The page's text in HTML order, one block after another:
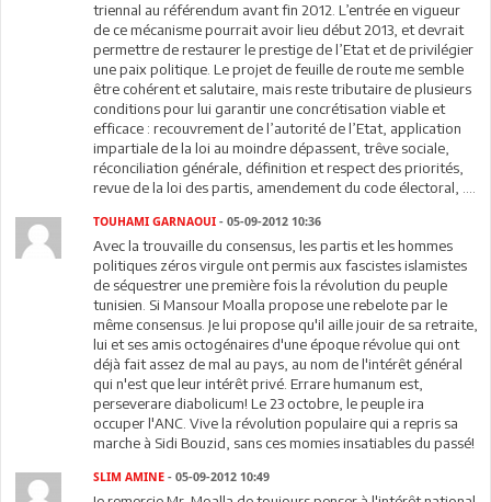
triennal au référendum avant fin 2012. L’entrée en vigueur
de ce mécanisme pourrait avoir lieu début 2013, et devrait
permettre de restaurer le prestige de l’Etat et de privilégier
une paix politique. Le projet de feuille de route me semble
être cohérent et salutaire, mais reste tributaire de plusieurs
conditions pour lui garantir une concrétisation viable et
efficace : recouvrement de l’autorité de l’Etat, application
impartiale de la loi au moindre dépassent, trêve sociale,
réconciliation générale, définition et respect des priorités,
revue de la loi des partis, amendement du code électoral, ….
TOUHAMI GARNAOUI - 05-09-2012 10:36
Avec la trouvaille du consensus, les partis et les hommes
politiques zéros virgule ont permis aux fascistes islamistes
de séquestrer une première fois la révolution du peuple
tunisien. Si Mansour Moalla propose une rebelote par le
même consensus. Je lui propose qu'il aille jouir de sa retraite,
lui et ses amis octogénaires d'une époque révolue qui ont
déjà fait assez de mal au pays, au nom de l'intérêt général
qui n'est que leur intérêt privé. Errare humanum est,
perseverare diabolicum! Le 23 octobre, le peuple ira
occuper l'ANC. Vive la révolution populaire qui a repris sa
marche à Sidi Bouzid, sans ces momies insatiables du passé!
SLIM AMINE - 05-09-2012 10:49